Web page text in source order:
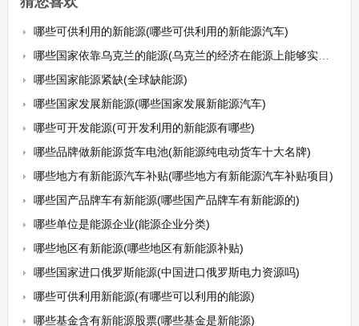
哪些可供利用的新能源(哪些可供利用的新能源汽车)
哪些国家依靠乌克兰的能源(乌克兰的经济在能源上能够实现自给自足)
哪些国家能源紧缺(全球缺能源)
哪些国家发展新能源(哪些国家发展新能源汽车)
哪些可开发能源(可开发利用的新能源有哪些)
哪些品牌做新能源货车电池(新能源纯电动货车十大名牌)
哪些地方有新能源汽车补贴(哪些地方有新能源汽车补贴项目)
哪些国产品牌车有新能源(哪些国产品牌车有新能源的)
哪些单位是能源企业(能源企业分类)
哪些地区有新能源(哪些地区有新能源补贴)
哪些国家进口俄罗斯能源(中国进口俄罗斯电力资源吗)
哪些可供利用新能源(有哪些可以利用的能源)
哪些基金含有新能源股票(哪些基金是新能源)